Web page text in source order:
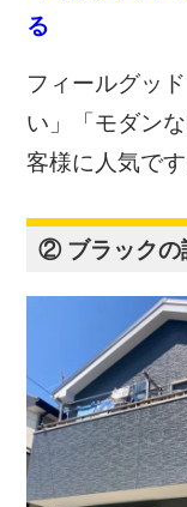
る
フィールグッ
い」「モダン
客様に人気です
② ブラックの